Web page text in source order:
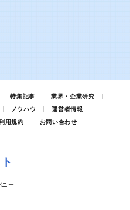
特集記事
業界・企業研究
ノウハウ
運営者情報
用規約 お問い合わせ
ニー